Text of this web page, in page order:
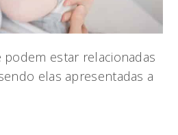
podem estar relacionadas
elas apresentadas a